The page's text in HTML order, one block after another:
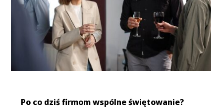
Po co dziś firmom wspólne świętowanie?